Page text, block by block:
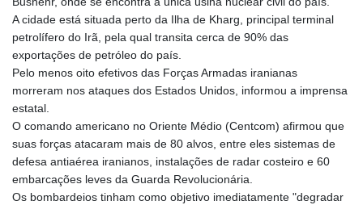
A cidade está situada perto da Ilha de Kharg, principal terminal
petrolífero do Irã, pela qual transita cerca de 90% das
exportações de petróleo do país.
Pelo menos oito efetivos das Forças Armadas iranianas
morreram nos ataques dos Estados Unidos, informou a imprensa
estatal.
O comando americano no Oriente Médio (Centcom) afirmou que
suas forças atacaram mais de 80 alvos, entre eles sistemas de
defesa antiaérea iranianos, instalações de radar costeiro e 60
embarcações leves da Guarda Revolucionária.
Os bombardeios tinham como objetivo imediatamente "degradar